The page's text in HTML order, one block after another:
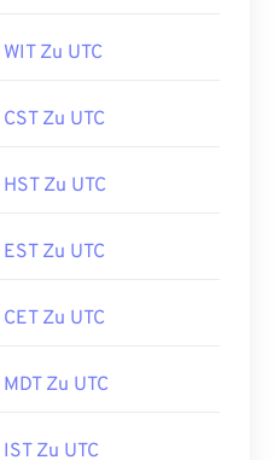
WIT Zu UTC
CST Zu UTC
HST Zu UTC
EST Zu UTC
CET Zu UTC
MDT Zu UTC
IST Zu UTC